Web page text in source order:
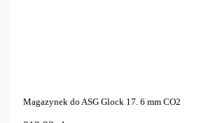
Magazynek do ASG Glock 17. 6 mm CO2